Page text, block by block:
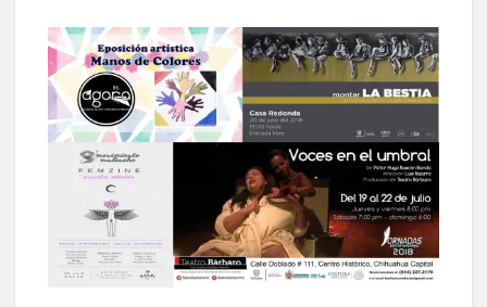
Voces de Papel Parral, edición especial Coyame del Sotol
Voces de papel Parral edición Carlos Montemayor #35
A 18 años de su partida, Teatro Bárbaro rinde homenaje a
Víctor Hugo Rascón Banda con Voces en el umbral
Invitan a participar en “Convocatoria UACH-SPAUACH
2026” para publicar textos académicos con sello editorial.